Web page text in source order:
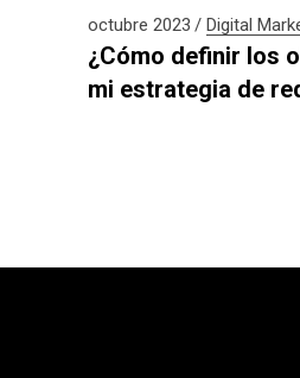
octubre 2023 Digital
¿Cómo definir los
mi estrategia de